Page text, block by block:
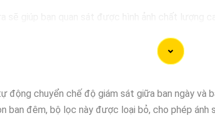
động chuyển chế độ giám sát giữa ban ngày
ban đêm, bộ lọc này được loại bỏ, cho phép ánh